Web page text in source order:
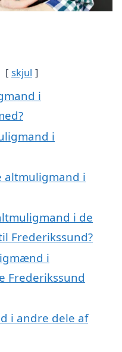
skjul
i
i
altmuligmand i
i de
Frederikssund?
i
Frederikssund
i andre dele af